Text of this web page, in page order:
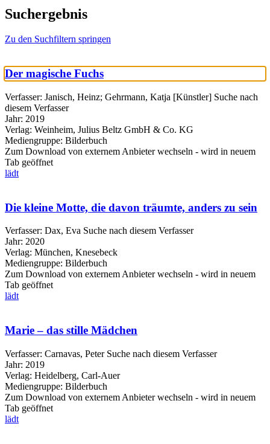
Suchergebnis
Zu den Suchfiltern springen
Der magische Fuchs
Verfasser: Janisch, Heinz; Gehrmann, Katja [Künstler] Suche nach
diesem Verfasser
Jahr: 2019
Verlag: Weinheim, Julius Beltz GmbH & Co. KG
Mediengruppe: Bilderbuch
Zum Download von externem Anbieter wechseln - wird in neuem
Tab geöffnet
lädt
Die kleine Motte, die davon träumte, anders zu sein
Verfasser: Dax, Eva Suche nach diesem Verfasser
Jahr: 2020
Verlag: München, Knesebeck
Mediengruppe: Bilderbuch
Zum Download von externem Anbieter wechseln - wird in neuem
Tab geöffnet
lädt
Marie – das stille Mädchen
Verfasser: Carnavas, Peter Suche nach diesem Verfasser
Jahr: 2019
Verlag: Heidelberg, Carl-Auer
Mediengruppe: Bilderbuch
Zum Download von externem Anbieter wechseln - wird in neuem
Tab geöffnet
lädt